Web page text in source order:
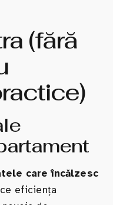
(fără
care încălzesc
eficiența